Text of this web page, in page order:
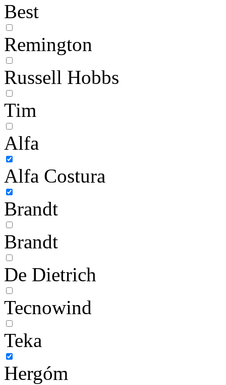
Best
Remington
Russell Hobbs
Tim
Alfa
Alfa Costura
Brandt
Brandt
De Dietrich
Tecnowind
Teka
Hergóm